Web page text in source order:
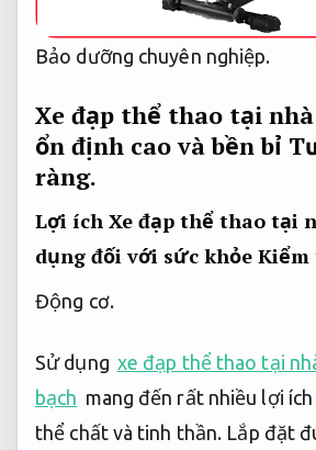
Bảo dưỡng chuyên nghiệp.
Xe đạp thể thao tại
ổn định cao và bền bỉ
ràng.
Lợi ích Xe đạp thể thao tại
dụng đối với sức khỏe Kiểm
Động cơ.
Sử dụng xe đạp thể thao tại
bạch mang đến rất nhiều lợi
thể chất và tinh thần. Lắp đặt